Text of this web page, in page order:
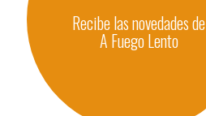
Recibe las novedades de
A Fuego Lento